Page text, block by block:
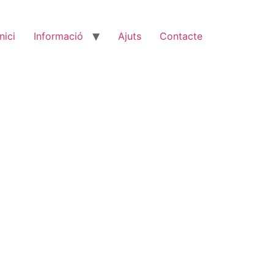
Informació Ajuts Contacte